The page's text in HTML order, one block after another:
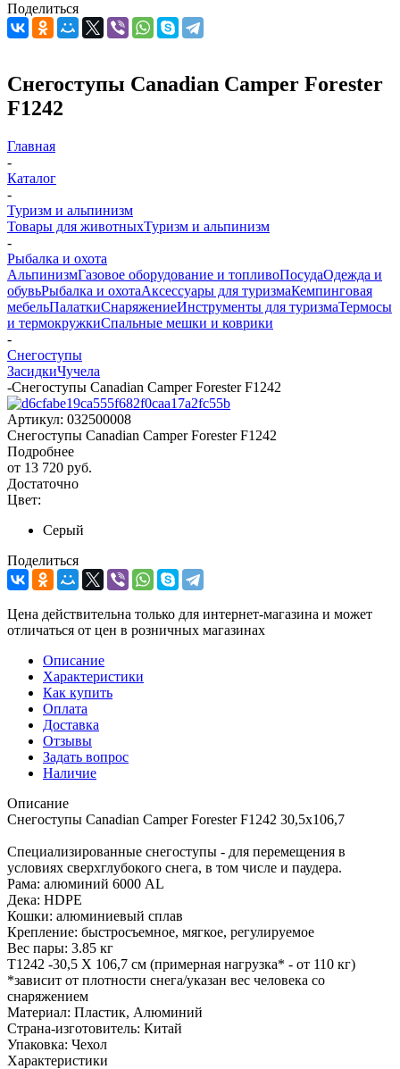
Поделиться
Снегоступы Canadian Camper Forester
F1242
Главная
-
Каталог
-
Туризм и альпинизм
Товары для животныхТуризм и альпинизм
-
Рыбалка и охота
АльпинизмГазовое оборудование и топливоПосудаОдежда и
обувьРыбалка и охотаАксессуары для туризмаКемпинговая
мебельПалаткиСнаряжениеИнструменты для туризмаТермосы
и термокружкиСпальные мешки и коврики
-
Снегоступы
ЗасидкиЧучела
-Снегоступы Canadian Camper Forester F1242
Артикул: 032500008
Снегоступы Canadian Camper Forester F1242
Подробнее
от 13 720 руб.
Достаточно
Цвет:
Серый
Поделиться
Цена действительна только для интернет-магазина и может
отличаться от цен в розничных магазинах
Описание
Характеристики
Как купить
Оплата
Доставка
Отзывы
Задать вопрос
Наличие
Описание
Снегоступы Canadian Camper Forester F1242 30,5х106,7
Специализированные снегоступы - для перемещения в
условиях сверхглубокого снега, в том числе и паудера.
Рама: алюминий 6000 AL
Дека: HDPE
Кошки: алюминиевый сплав
Крепление: быстросъемное, мягкое, регулируемое
Вес пары: 3.85 кг
T1242 -30,5 X 106,7 см (примерная нагрузка* - от 110 кг)
*зависит от плотности снега/указан вес человека со
снаряжением
Материал: Пластик, Алюминий
Страна-изготовитель: Китай
Упаковка: Чехол
Характеристики